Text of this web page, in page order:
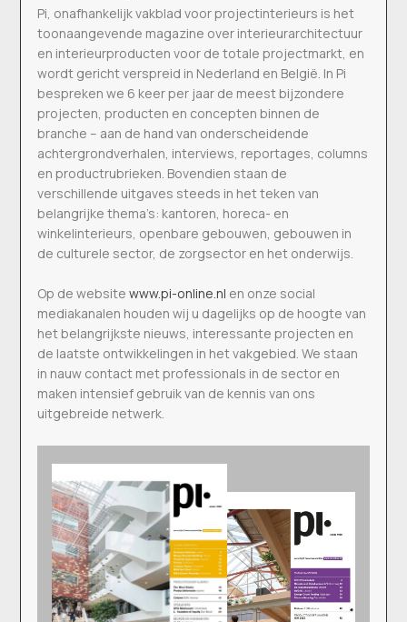
Pi, onafhankelijk vakblad voor projectinterieurs is het
toonaangevende magazine over interieurarchitectuur
en interieurproducten voor de totale projectmarkt, en
wordt gericht verspreid in Nederland en België. In Pi
bespreken we 6 keer per jaar de meest bijzondere
projecten, producten en concepten binnen de
branche – aan de hand van onderscheidende
achtergrondverhalen, interviews, reportages, columns
en productrubrieken. Bovendien staan de
verschillende uitgaves steeds in het teken van
belangrijke thema’s: kantoren, horeca- en
winkelinterieurs, openbare gebouwen, gebouwen in
de culturele sector, de zorgsector en het onderwijs.
Op de websitewww.pi-online.nl en onze social
mediakanalen houden wij u dagelijks op de hoogte van
het belangrijkste nieuws, interessante projecten en
de laatste ontwikkelingen in het vakgebied. We staan
in nauw contact met professionals in de sector en
maken intensief gebruik van de kennis van ons
uitgebreide netwerk.